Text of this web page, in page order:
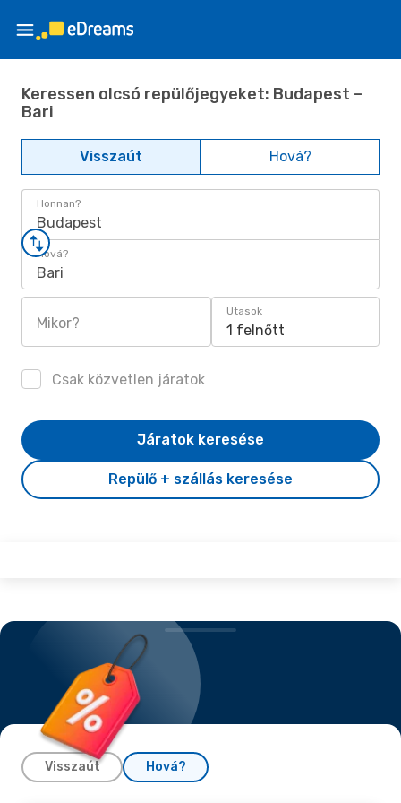
Keressen olcsó repülőjegyeket: Budapest –
Bari
Visszaút Hová?
Honnan?
Budapest
Hová?
Bari
Mikor?
Utasok
1 felnőtt
Csak közvetlen járatok
Repülő + szállás keresése
Járatok keresése
Visszaút Hová?